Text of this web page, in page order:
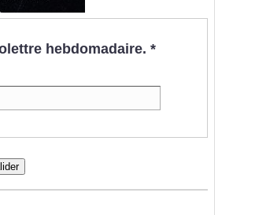
hebdomadaire. *